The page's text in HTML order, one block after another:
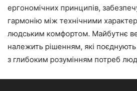
ергономічних принципів,
гармонію між технічними
людським комфортом. Майбутнє
належить рішенням, які поєднують
з глибоким розумінням потреб